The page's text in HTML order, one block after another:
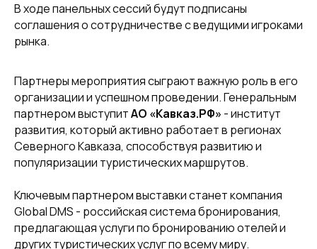
В ходе панельных сессий будут подписаны
соглашения о сотрудничестве с ведущими игроками
рынка.
Партнеры мероприятия сыграют важную роль в его
организации и успешном проведении. Генеральным
партнером выступитАО «Кавказ.РФ» - институт
развития, который активно работает в регионах
Северного Кавказа, способствуя развитию и
популяризации туристических маршрутов.
Ключевым партнером выставки станет компания
Global DMS - российская система бронирования,
предлагающая услуги по бронированию отелей и
других туристических услуг по всему миру.